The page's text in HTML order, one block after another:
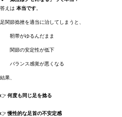
答えは 本当です
足関節捻挫を適当に治してしまうと、
靭帯がゆるんだまま
関節の安定性が低下
バランス感覚が悪くなる
結果、
👉 何度も同じ足を捻る
👉 慢性的な足首の不安定感